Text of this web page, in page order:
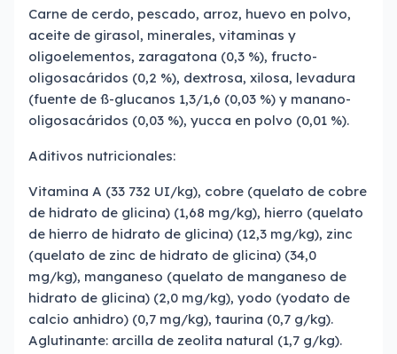
Carne de cerdo, pescado, arroz, huevo en polvo,
aceite de girasol, minerales, vitaminas y
oligoelementos, zaragatona (0,3 %), fructo-
oligosacáridos (0,2 %), dextrosa, xilosa, levadura
(fuente de ß-glucanos 1,3/1,6 (0,03 %) y manano-
oligosacáridos (0,03 %), yucca en polvo (0,01 %).
Aditivos nutricionales:
Vitamina A (33 732 UI/kg), cobre (quelato de cobre
de hidrato de glicina) (1,68 mg/kg), hierro (quelato
de hierro de hidrato de glicina) (12,3 mg/kg), zinc
(quelato de zinc de hidrato de glicina) (34,0
mg/kg), manganeso (quelato de manganeso de
hidrato de glicina) (2,0 mg/kg), yodo (yodato de
calcio anhidro) (0,7 mg/kg), taurina (0,7 g/kg).
Aglutinante: arcilla de zeolita natural (1,7 g/kg).